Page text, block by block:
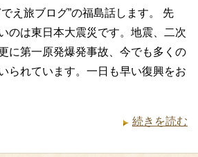
え旅ブログ”の福島話します。 先
のは東日本大震災です。地震、二次
に第一原発爆発事故、今でも多くの
られています。一日も早い復興をお
続きを読む